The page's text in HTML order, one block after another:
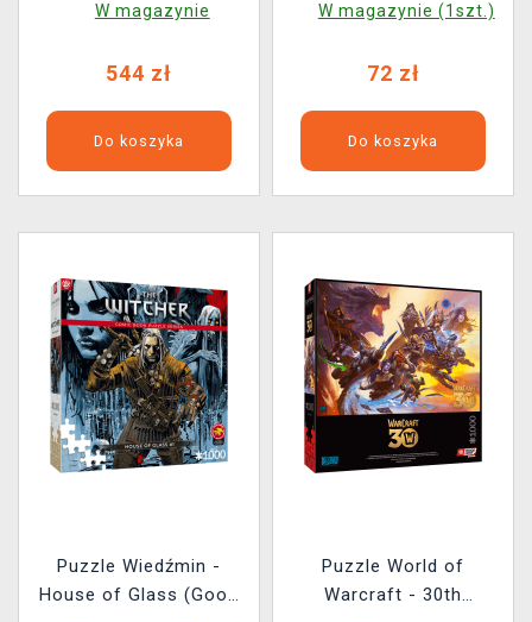
Collection
W magazynie
544 zł
Do koszyka
W magazynie (1szt.)
72 zł
Do koszyka
Puzzle Wiedźmin -
House of Glass (Good
Puzzle World of
Warcraft - 30th